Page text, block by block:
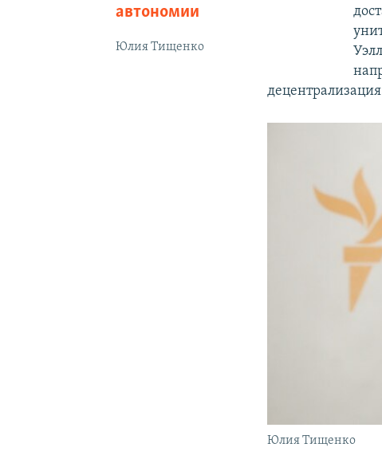
автономии
Юлия Тищенко
Юлия Тищенко